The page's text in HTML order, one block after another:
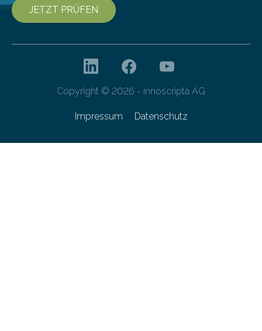
JETZT PRÜFEN
Copyright © 2026 - innoscripta AG
Impressum Datenschutz